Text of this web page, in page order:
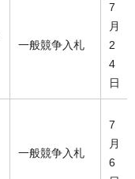
一般競争入札
7
月
2
4
日
一般競争入札
7
月
6